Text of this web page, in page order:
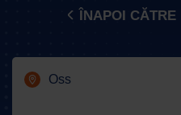
ÎNAPOI
Oss